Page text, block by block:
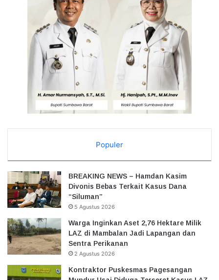
Populer
BREAKING NEWS – Hamdan Kasim
Divonis Bebas Terkait Kasus Dana
“Siluman”
5 Agustus 2026
Warga Inginkan Aset 2,76 Hektare Milik
LAZ di Mambalan Jadi Lapangan dan
Sentra Perikanan
2 Agustus 2026
Kontraktor Puskesmas Pagesangan